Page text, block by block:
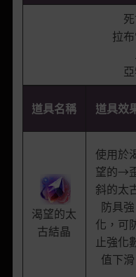
拉
道具名稱 道具效
渴望的太
古結晶
使用於
望的→
斜的太
防具強
化，可
止強化
值下滑